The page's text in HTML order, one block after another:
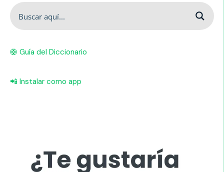
🛟 Guía del Diccionario
📲 Instalar como app